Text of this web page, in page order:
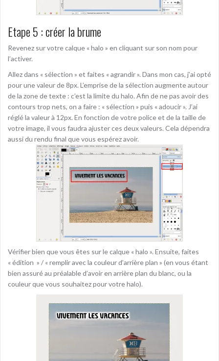
Etape 5 : créer la brume
Revenez sur votre calque « halo » en cliquant sur son nom pour
l’activer.
Allez dans « sélection » et faites « agrandir ». Dans mon cas, j’ai opté
pour une valeur de 8px. L’emprise de la sélection augmente autour
de la zone de texte : c’est la limite du halo. Afin de ne pas avoir des
contours trop nets, on a faire : « sélection » puis « adoucir ». J’ai
réglé la valeur à 12px. En fonction de votre police et de la taille de
votre image, il vous faudra ajuster ces deux valeurs. Cela dépendra
aussi du rendu final que vous espérez avoir.
Vérifier bien que vous êtes sur le calque « halo ». Ensuite, faites
« édition » / « remplir avec la couleur d’arrière plan » (en vous étant
bien assuré au préalable d’avoir en arrière plan du blanc, ou la
couleur que vous souhaitez pour votre halo).